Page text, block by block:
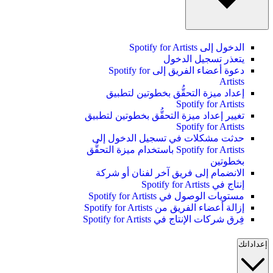
الدخول إلى Spotify for Artists
يتعذر تسجيل الدخول
دعوة أعضاء الفريق إلى Spotify for
Artists
إعداد ميزة التحقُّق بخطوتين لتطبيق
Spotify for Artists
تغيير إعداد ميزة التحقُّق بخطوتين لتطبيق
Spotify for Artists
حدثت مشكلات في تسجيل الدخول إلى
Spotify for Artists باستخدام ميزة التحقُّق
بخطوتين
الانضمام إلى فريق آخر لفنان أو شركة
إنتاج في Spotify for Artists
مستويات الوصول في Spotify for Artists
إزالة أعضاء الفريق من Spotify for Artists
فِرق شركات الإنتاج في Spotify for Artists
إعداداتك